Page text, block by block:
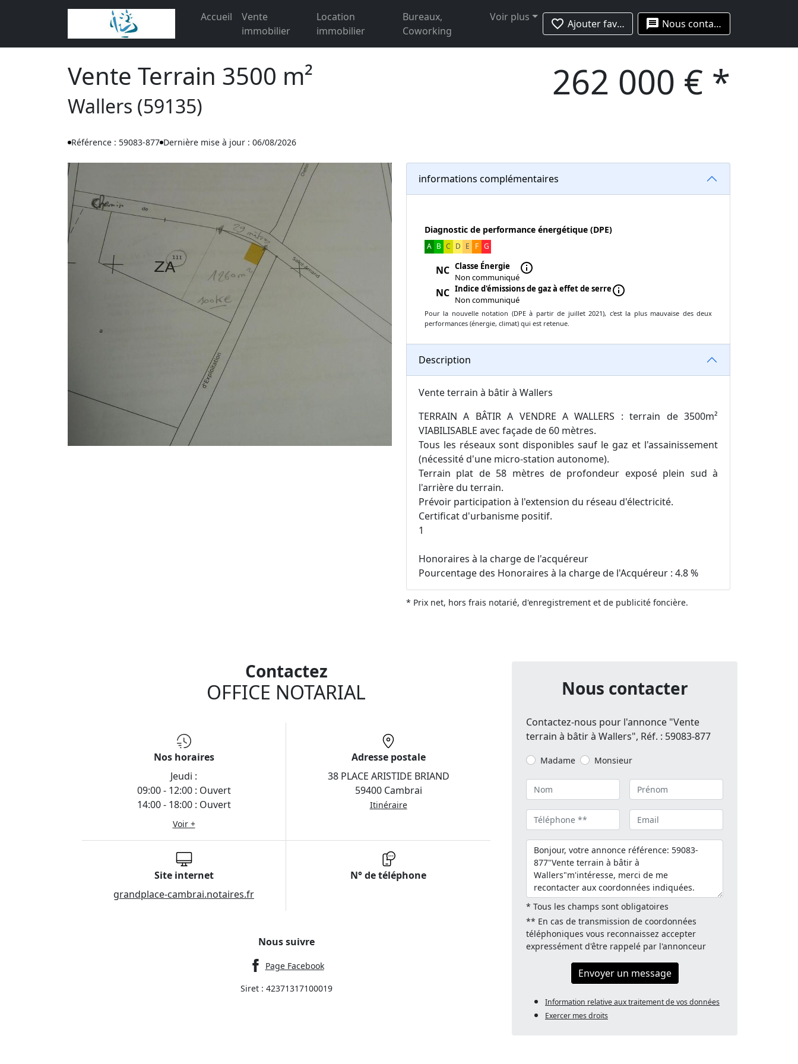
Accueil
Vente
immobilier
Location
immobilier
Bureaux,
Coworking
Voir plus favorite_border Ajouter favoris message Nous contacter
Vente Terrain 3500 m²
Wallers (59135)
262 000 € *
Référence : 59083-877 Dernière mise à jour : 06/08/2026
informations complémentaires
Diagnostic de performance énergétique (DPE)
A B C D E F G
NC Classe Énergie
Non communiqué
info
NC Indice d'émissions de gaz à effet de serre
Non communiqué
info
Pour la nouvelle notation (DPE à partir de juillet 2021), c'est la plus mauvaise des deux
performances (énergie, climat) qui est retenue.
Description
Vente terrain à bâtir à Wallers
TERRAIN A BÂTIR A VENDRE A WALLERS : terrain de 3500m²
VIABILISABLE avec façade de 60 mètres.
Tous les réseaux sont disponibles sauf le gaz et l'assainissement
(nécessité d'une micro-station autonome).
Terrain plat de 58 mètres de profondeur exposé plein sud à
l'arrière du terrain.
Prévoir participation à l'extension du réseau d'électricité.
Certificat d'urbanisme positif.
1
Honoraires à la charge de l'acquéreur
Pourcentage des Honoraires à la charge de l'Acquéreur : 4.8 %
* Prix net, hors frais notarié, d'enregistrement et de publicité foncière.
Contactez
OFFICE NOTARIAL
Nos horaires
Jeudi :
09:00 - 12:00 : Ouvert
14:00 - 18:00 : Ouvert
Voir +
Adresse postale
38 PLACE ARISTIDE BRIAND
59400 Cambrai
Itinéraire
Site internet
grandplace-cambrai.notaires.fr
N° de téléphone
Nous suivre
Page Facebook
Siret : 42371317100019
Nous contacter
Contactez-nous pour l'annonce "Vente
terrain à bâtir à Wallers", Réf. : 59083-877
Madame Monsieur
* Tous les champs sont obligatoires
** En cas de transmission de coordonnées
téléphoniques vous reconnaissez accepter
expressément d'être rappelé par l'annonceur
Envoyer un message
Information relative aux traitement de vos données
Exercer mes droits